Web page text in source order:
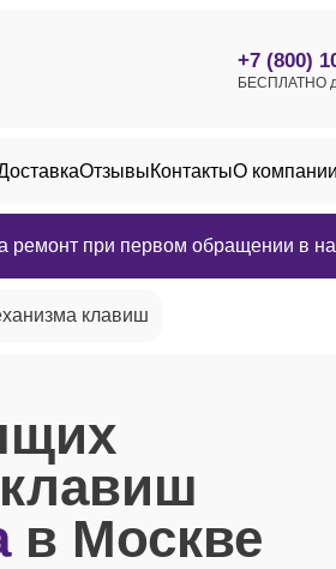
+7 (800)
БЕСПЛАТНО
ОтзывыКонтактыО компании
ремонт при первом обращении в
клавиш
в Москве